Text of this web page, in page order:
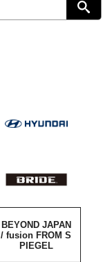
BEYOND JAPAN
/ fusion FROM S
PIEGEL